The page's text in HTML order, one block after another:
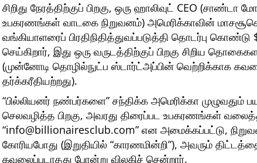
சிறிது நேரத்திற்குப் பிறகு, ஒரு ஹாலிவுட் CEO (சாண்டா
உபகரணங்கள் வாடகை நிறுவனம்) அமெரிக்காவின்
வங்கியாளரைப் பிரதிநிதித்துவப்படுத்தி தொடர்பு கொண்டு
செய்கிறார், இது ஒரு வருடத்திற்குப் பிறகு சிறிய
(முன்னோடி தொழில்நுட்ப ஸ்டார்ட்அப்பின் வெற்றிக்காக
தர்க்கரீதியற்றது).
பில்லியனர் நண்பர்களை சந்திக்க அமெரிக்கா
செலவழித்த பிறகு, அவரது திரைப்பட உபகரணங்கள்
info@billionairesclub.com என அமைக்கப்பட்டு,
கோரியபோது (இறுதியில் காரணமின்றி ), அவரும்
கவலைப்படாதது போன்று விலகிச் சென்றார்.